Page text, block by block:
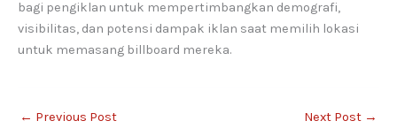
bagi pengiklan untuk mempertimbangkan demografi,
visibilitas, dan potensi dampak iklan saat memilih lokasi
untuk memasang billboard mereka.
← Previous Post Next Post →